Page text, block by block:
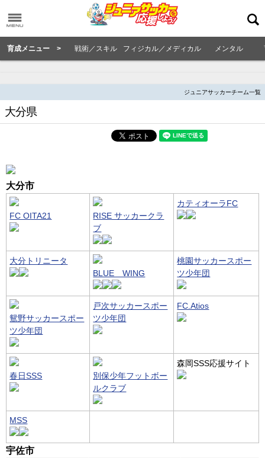
育成メニュー > 戦術／スキル フィジカル／メディカル メンタル
ジュニアサッカーチーム一覧
大分県
大分市
FC OITA21
RISE サッカークラ
ブ
カティオーラFC
大分トリニータ
BLUE WING
桃園サッカースポー
ツ少年団
鴛野サッカースポー
ツ少年団
戸次サッカースポー
ツ少年団
FC.Atios
春日SSS
別保少年フットボー
ルクラブ
森岡SSS応援サイト
MSS
宇佐市